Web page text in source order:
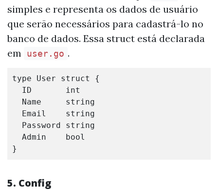
simples e representa os dados de usuário
que serão necessários para cadastrá-lo no
banco de dados. Essa struct está declarada
em
user.go .
type User struct
{
ID
int
Name
string
Email
string
Password
string
Admin
bool
}
5. Config